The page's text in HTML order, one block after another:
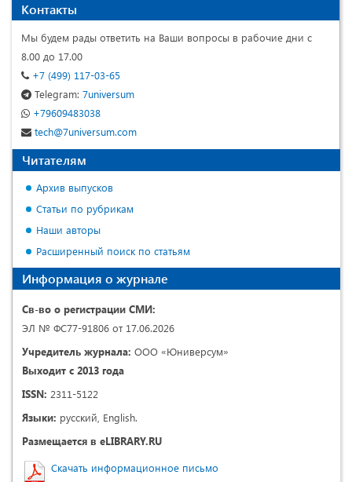
Контакты
Мы будем рады ответить на Ваши вопросы в рабочие дни с
8.00 до 17.00
+7 (499) 117-03-65
Telegram: 7universum
+79609483038
tech@7universum.com
Читателям
Архив выпусков
Статьи по рубрикам
Наши авторы
Расширенный поиск по статьям
Информация о журнале
Св-во о регистрации СМИ:
ЭЛ № ФС77-91806 от 17.06.2026
Учредитель журнала: ООО «Юниверсум»
Выходит с 2013 года
ISSN: 2311-5122
Языки: русский, English.
Размещается в eLIBRARY.RU
Скачать информационное письмо